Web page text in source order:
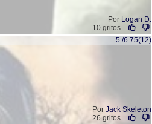
Por Logan D.
10 gritos
5 /6.75(12)
Por Jack Skeleton
26 gritos